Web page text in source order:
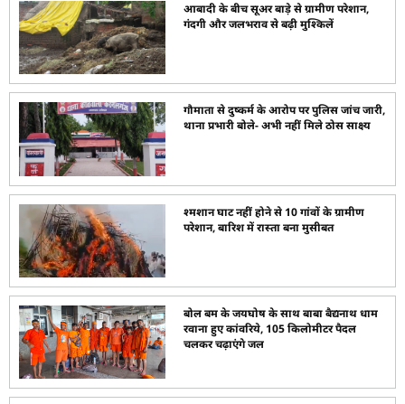
आबादी के बीच सूअर बाड़े से ग्रामीण परेशान,
गंदगी और जलभराव से बढ़ी मुश्किलें
गौमाता से दुष्कर्म के आरोप पर पुलिस जांच जारी,
थाना प्रभारी बोले- अभी नहीं मिले ठोस साक्ष्य
श्मशान घाट नहीं होने से 10 गांवों के ग्रामीण
परेशान, बारिश में रास्ता बना मुसीबत
बोल बम के जयघोष के साथ बाबा बैद्यनाथ धाम
रवाना हुए कांवरिये, 105 किलोमीटर पैदल
चलकर चढ़ाएंगे जल